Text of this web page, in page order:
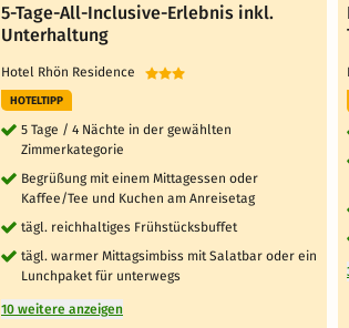
5-Tage-All-Inclusive-Erlebnis inkl.
Unterhaltung
Hotel Rhön Residence
HOTELTIPP
5 Tage / 4 Nächte in der gewählten
Zimmerkategorie
Begrüßung mit einem Mittagessen oder
Kaffee/Tee und Kuchen am Anreisetag
tägl. reichhaltiges Frühstücksbuffet
tägl. warmer Mittagsimbiss mit Salatbar oder ein
Lunchpaket für unterwegs
10 weitere anzeigen